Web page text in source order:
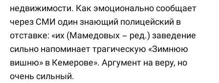
недвижимости. Как эмоционально сообщает
через СМИ один знающий полицейский в
отставке: «их (Мамедовых – ред.) заведение
сильно напоминает трагическую «Зимнюю
вишню» в Кемерове». Аргумент на веру, но
очень сильный.